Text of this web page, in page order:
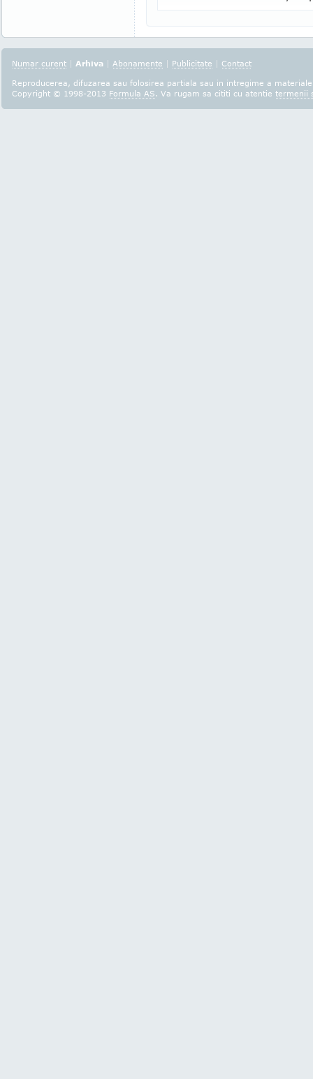
Numar curent | Arhiva | Abonamente | Publicitate | Contact
Reproducerea, difuzarea sau folosirea partiala sau in intregime a
Copyright © 1998-2013 Formula AS. Va rugam sa cititi cu atentie termenii